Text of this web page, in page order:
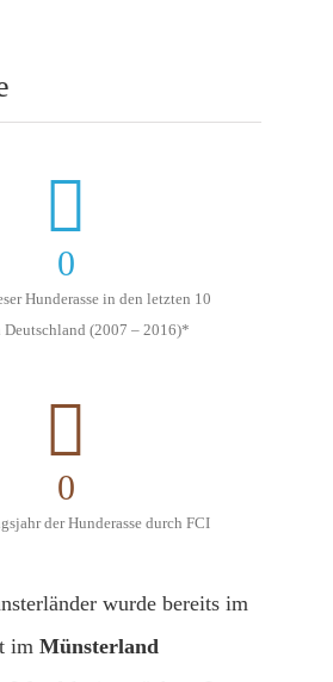
0
Hunderasse in den letzten 10
Deutschland (2007 – 2016)*
0
der Hunderasse durch FCI
wurde bereits im
im Münsterland